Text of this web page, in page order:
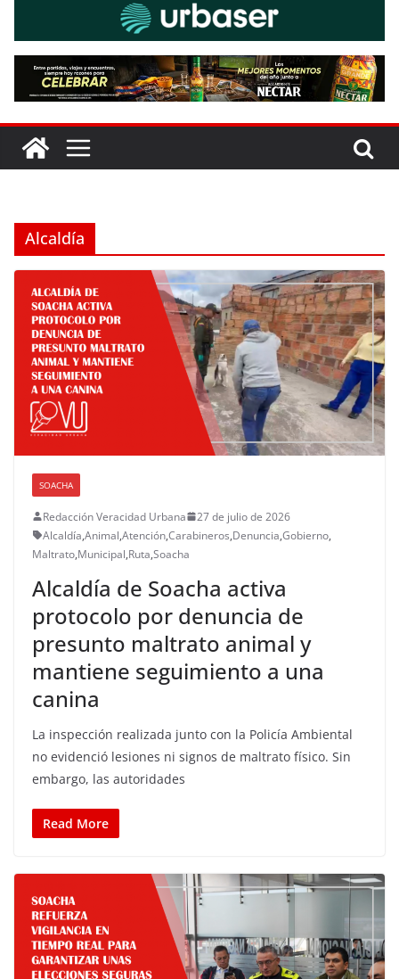
Alcaldía
SOACHA
Redacción Veracidad Urbana
27 de julio de 2026
Alcaldía,Animal,Atención,Carabineros,Denuncia,Gobierno,
Maltrato,Municipal,Ruta,Soacha
Alcaldía de Soacha activa
protocolo por denuncia de
presunto maltrato animal y
mantiene seguimiento a una
canina
La inspección realizada junto con la Policía Ambiental
no evidenció lesiones ni signos de maltrato físico. Sin
embargo, las autoridades
Read More